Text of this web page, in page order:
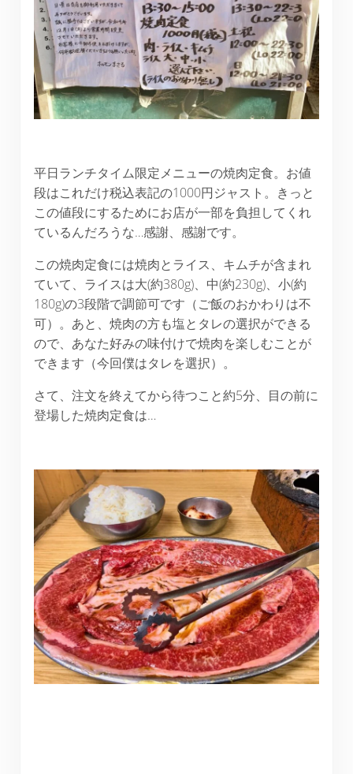
平日ランチタイム限定メニューの焼肉定食。お値
段はこれだけ税込表記の1000円ジャスト。きっと
この値段にするためにお店が一部を負担してくれ
ているんだろうな…感謝、感謝です。
この焼肉定食には焼肉とライス、キムチが含まれ
ていて、ライスは大(約380g)、中(約230g)、小(約
180g)の3段階で調節可です（ご飯のおかわりは不
可）。あと、焼肉の方も塩とタレの選択ができる
ので、あなた好みの味付けで焼肉を楽しむことが
できます（今回僕はタレを選択）。
さて、注文を終えてから待つこと約5分、目の前に
登場した焼肉定食は…